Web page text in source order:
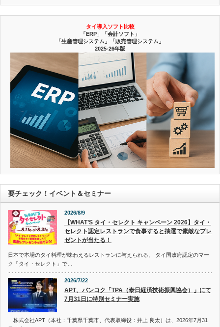
タイ導入ソフト比較
「ERP」「会計ソフト」
「生産管理システム」「販売管理システム」
2025-26年版
要チェック！イベント＆セミナー
2026/8/9
【WHAT’S タイ・セレクト キャンペーン 2026】タイ・
セレクト認定レストランで食事すると抽選で素敵なプレ
ゼントが当たる！
日本で本場のタイ料理が味わえるレストランに与えられる、 タイ国政府認定のマー
ク「タイ・セレクト」で…
2026/7/22
APT、バンコク「TPA（泰日経済技術振興協会）」にて
7月31日に特別セミナー実施
株式会社APT（本社：千葉県千葉市、代表取締役：井上 良太）は、2026年7月31